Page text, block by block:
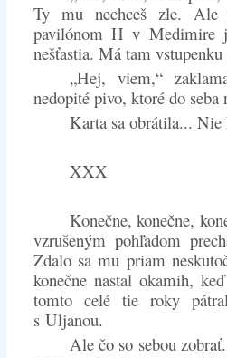
Ty mu nechceš zle. Ale
pavilónom H v Medimire
nešťastia. Má tam
„Hej, viem,“
nedopité pivo, ktoré do
Karta sa obrátila...
XXX
Konečne, konečne,
vzrušeným pohľadom
Zdalo sa mu priam
konečne nastal okamih,
tomto celé tie roky
s Uljanou.
Ale čo so sebou